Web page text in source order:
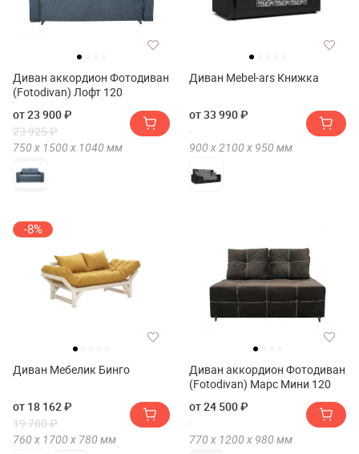
Диван аккордион Фотодиван
(Fotodivan) Лофт 120
от 23 900 ₽
23 925 ₽
750 х 1500 х 1040 мм
Диван Mebel-ars Книжка
от 33 990 ₽
900 х2100 х 950 мм
-8%
Диван Мебелик Бинго
от 18 162 ₽
19 780 ₽
760 х 1700 х 780 мм
Диван аккордион Фотодиван
(Fotodivan) Марс Мини 120
от 24 500 ₽
770 х 1200 х 980 мм